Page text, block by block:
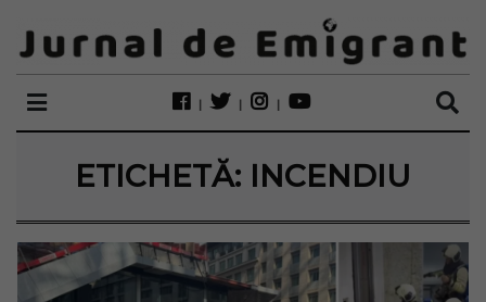
ETICHETĂ: INCENDIU